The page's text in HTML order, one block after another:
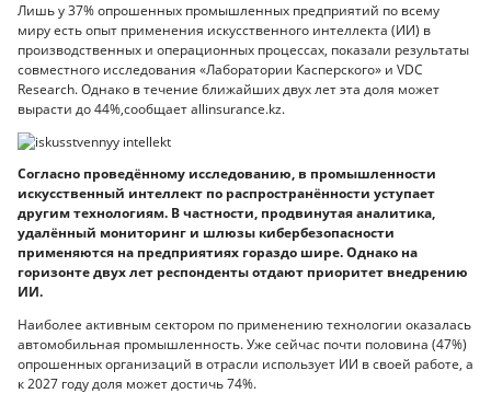
Лишь у 37% опрошенных промышленных предприятий по всему
миру есть опыт применения искусственного интеллекта (ИИ) в
производственных и операционных процессах, показали результаты
совместного исследования «Лаборатории Касперского» и VDC
Research. Однако в течение ближайших двух лет эта доля может
вырасти до 44%,сообщает allinsurance.kz.
Согласно проведённому исследованию, в промышленности
искусственный интеллект по распространённости уступает
другим технологиям. В частности, продвинутая аналитика,
удалённый мониторинг и шлюзы кибербезопасности
применяются на предприятиях гораздо шире. Однако на
горизонте двух лет респонденты отдают приоритет внедрению
ИИ.
Наиболее активным сектором по применению технологии оказалась
автомобильная промышленность. Уже сейчас почти половина (47%)
опрошенных организаций в отрасли использует ИИ в своей работе, а
к 2027 году доля может достичь 74%.